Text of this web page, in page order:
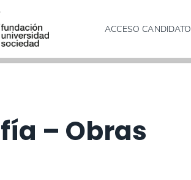
ACCESO CANDIDATO
– Obras